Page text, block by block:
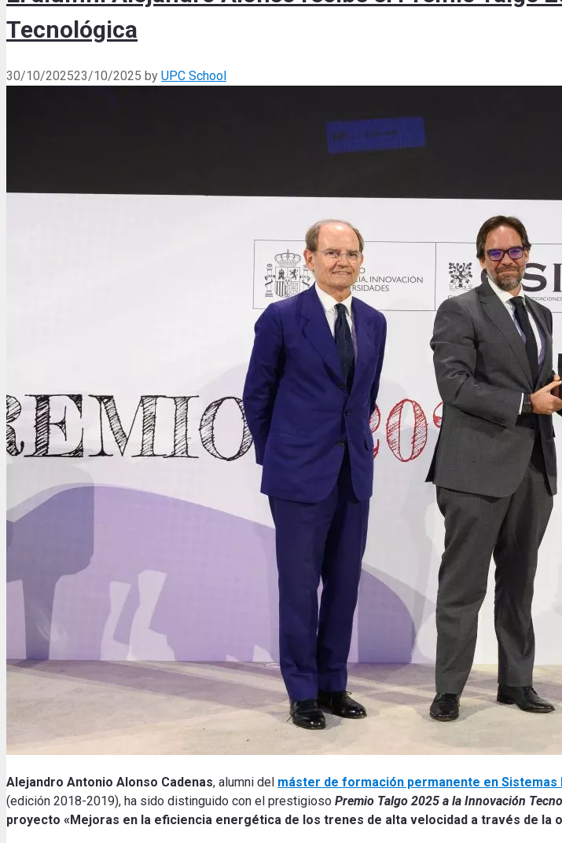
Tecnológica
30/10/202523/10/2025 by UPC School
Alejandro Antonio Alonso Cadenas, alumni del máster de formación permanente en
(edición 2018-2019), ha sido distinguido con el prestigioso Premio Talgo 2025 a la Innovación
proyecto «Mejoras en la eficiencia energética de los trenes de alta velocidad a través de la